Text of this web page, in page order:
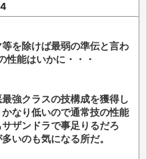
4
を除けば最弱の準伝と言わ
性能はいかに・・・
強クラスの技構成を獲得し
なり低いので通常技の性能
ザンドラで事足りるだろ
いのも気になる所だ。